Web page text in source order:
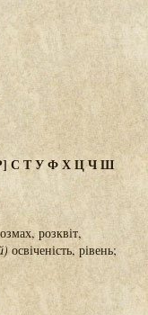
С ТУФХЦЧШ
розквіт,
освіченість, рівень;